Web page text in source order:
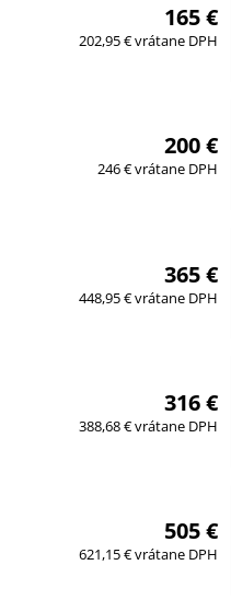
165 €
202,95 € vrátane DPH
200 €
246 € vrátane DPH
365 €
448,95 € vrátane DPH
316 €
388,68 € vrátane DPH
505 €
621,15 € vrátane DPH